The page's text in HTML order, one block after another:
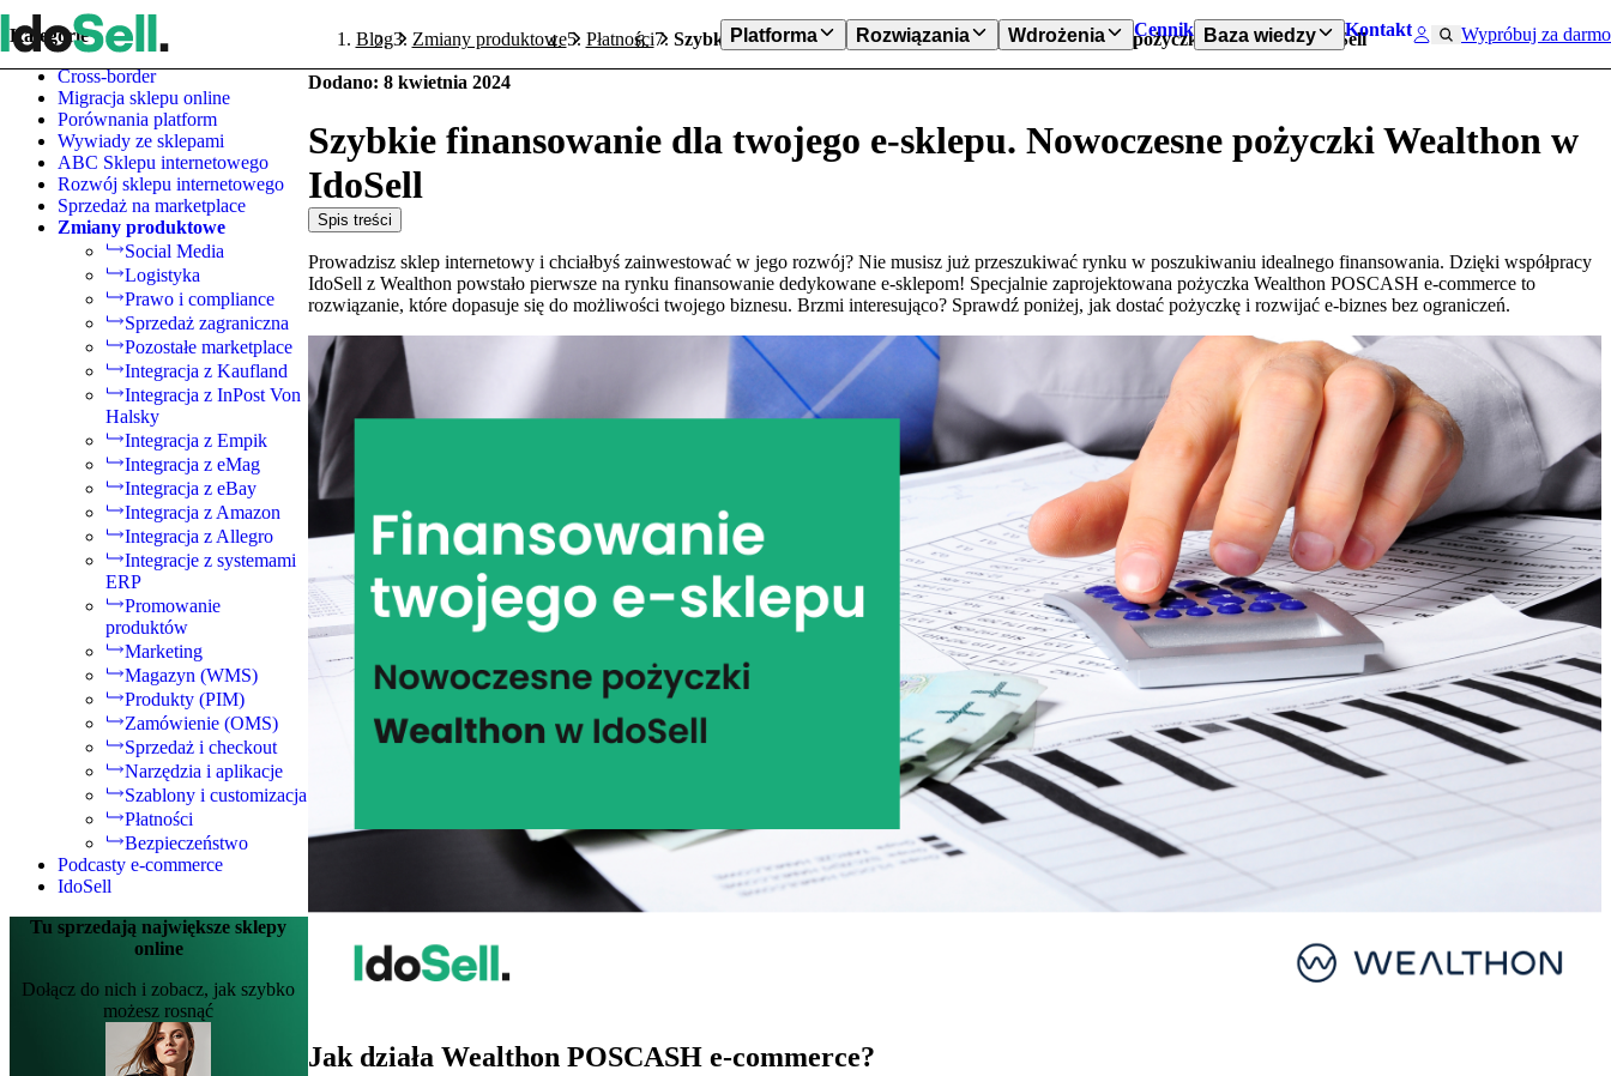
Platforma Rozwiązania Wdrożenia Cennik Baza wiedzy Kontakt Wypróbuj za darmo
Kategorie
Cross-border
Migracja sklepu online
Porównania platform
Wywiady ze sklepami
ABC Sklepu internetowego
Rozwój sklepu internetowego
Sprzedaż na marketplace
Zmiany produktowe
Social Media
Logistyka
Prawo i compliance
Sprzedaż zagraniczna
Pozostałe marketplace
Integracja z Kaufland
Integracja z InPost Von
Halsky
Integracja z Empik
Integracja z eMag
Integracja z eBay
Integracja z Amazon
Integracja z Allegro
Integracje z systemami
ERP
Promowanie
produktów
Marketing
Magazyn (WMS)
Produkty (PIM)
Zamówienie (OMS)
Sprzedaż i checkout
Narzędzia i aplikacje
Szablony i customizacja
Płatności
Bezpieczeństwo
Podcasty e-commerce
IdoSell
Tu sprzedają największe sklepy
online
Dołącz do nich i zobacz, jak szybko
możesz rosnąć
Blog Zmiany produktowe Płatności Szybkie finansowanie dla twojego e-sklepu. Nowoczesne pożyczki Wealthon w IdoSell
Dodano: 8 kwietnia 2024
Szybkie finansowanie dla twojego e-sklepu. Nowoczesne pożyczki Wealthon w
IdoSell
Spis treści
Prowadzisz sklep internetowy i chciałbyś zainwestować w jego rozwój? Nie musisz już przeszukiwać rynku w poszukiwaniu idealnego finansowania. Dzięki współpracy
IdoSell z Wealthon powstało pierwsze na rynku finansowanie dedykowane e-sklepom! Specjalnie zaprojektowana pożyczka Wealthon POSCASH e-commerce to
rozwiązanie, które dopasuje się do możliwości twojego biznesu. Brzmi interesująco? Sprawdź poniżej, jak dostać pożyczkę i rozwijać e-biznes bez ograniczeń.
Jak działa Wealthon POSCASH e-commerce?